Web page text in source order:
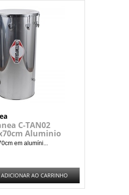
C-TAN02
Aluminio
em alumíni...
ADICIONAR AO CARRINHO